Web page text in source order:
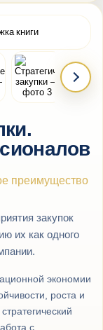
преимущество
закупок
их как одного
экономии
роста и
с